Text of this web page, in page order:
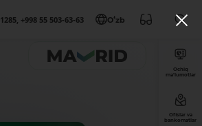
1285, +998 55 503-63-63 Oʻzb
Ochiq
ma’lumotlar
Ofislar va
bankomatlar